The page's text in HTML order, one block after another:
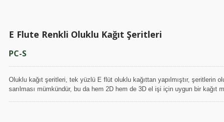
E Flute Renkli Oluklu Kağıt Şeritleri
PC-S
Oluklu kağıt şeritleri, tek yüzlü E flüt oluklu kağıttan yapılmıştır, şeritlerin
sarılması mümkündür, bu da hem 2D hem de 3D el işi için uygun bir kağıt